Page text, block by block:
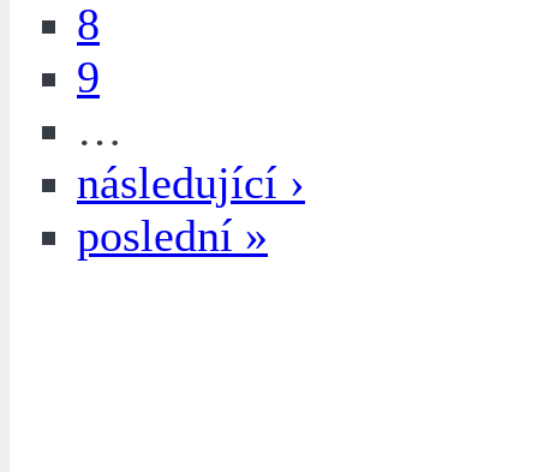
8
9
…
následující ›
poslední »